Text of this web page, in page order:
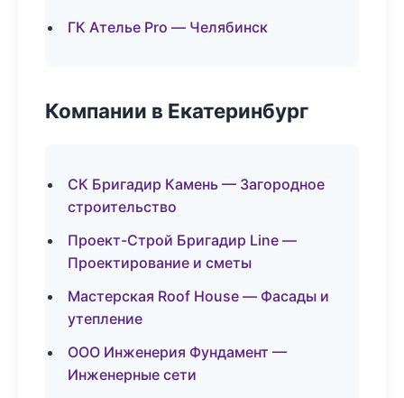
ГК Ателье Pro — Челябинск
Компании в Екатеринбург
СК Бригадир Камень — Загородное
строительство
Проект-Строй Бригадир Line —
Проектирование и сметы
Мастерская Roof House — Фасады и
утепление
ООО Инженерия Фундамент —
Инженерные сети